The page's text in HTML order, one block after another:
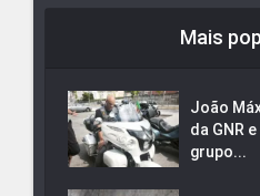
Mais
João
da GNR
grupo...